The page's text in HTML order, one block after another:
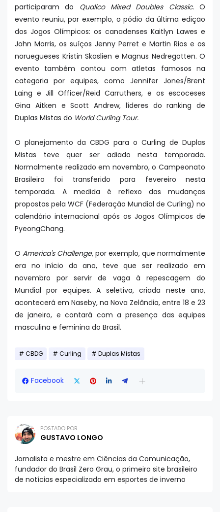
participaram do Qualico Mixed Doubles Classic.O
evento reuniu, por exemplo, o pódio da última edição
dos Jogos Olímpicos: os canadenses Kaitlyn Lawes e
John Morris, os suíços Jenny Perret e Martin Rios e os
noruegueses Kristin Skaslien e Magnus Nedregotten. O
evento também contou com atletas famosos na
categoria por equipes, como Jennifer Jones/Brent
Laing e Jill Officer/Reid Carruthers, e os escoceses
Gina Aitken e Scott Andrew, líderes do ranking de
Duplas Mistas do World Curling Tour.
O planejamento da CBDG para o Curling de Duplas
Mistas teve quer ser adiado nesta temporada.
Normalmente realizado em novembro, o Campeonato
Brasileiro foi transferido para fevereiro nesta
temporada. A medida é reflexo das mudanças
propostas pela WCF (Federação Mundial de Curling) no
calendário internacional após os Jogos Olímpicos de
PyeongChang.
O America's Challenge, por exemplo, que normalmente
era no início do ano, teve que ser realizado em
novembro por servir de vaga à repescagem do
Mundial por equipes. A seletiva, criada neste ano,
acontecerá em Naseby, na Nova Zelândia, entre 18 e 23
de janeiro, e contará com a presença das equipes
masculina e feminina do Brasil.
CBDG Curling Duplas Mistas
Facebook
POSTADO POR
GUSTAVO LONGO
Jornalista e mestre em Ciências da Comunicação,
fundador do Brasil Zero Grau, o primeiro site brasileiro
de notícias especializado em esportes de inverno